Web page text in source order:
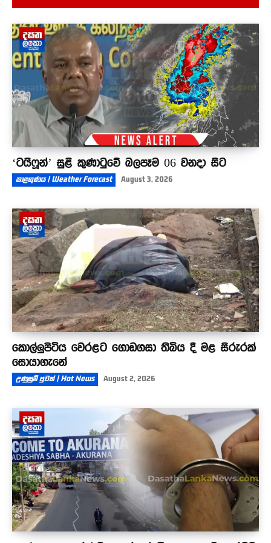
අමාරු කාලයක තමයි අපි වැඩ කටයුතු කළේ
04:23
‘ටයිෆූන්’ සුළි කුණාටුවේ බලපෑම 06 වනදා සිට
කාළගුණය | Weather Forecast August 3, 2026
කොල්ලුපිටිය වෙරළට ගොඩගසා තිබිය දී මළ සිරුරක්
සොයාගැනේ
උණුසුම් පුවත් | Hot News August 2, 2026